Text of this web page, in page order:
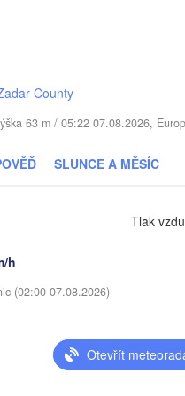
County
63 m / 05:22 07.08.2026,
SLUNCE A MĚSÍC
h
Tlak
(02:00 07.08.2026)
Otevřít
Хмельницький
(Vinnytsia)
MOLDAVSKO